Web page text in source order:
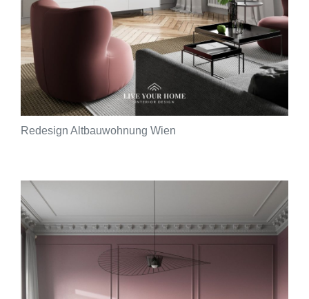
Redesign Altbauwohnung Wien